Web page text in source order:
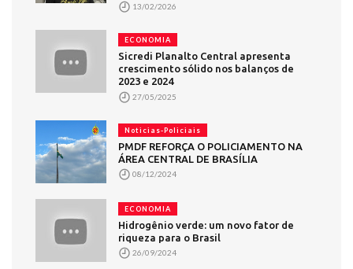
13/02/2026
ECONOMIA
Sicredi Planalto Central apresenta
crescimento sólido nos balanços de
2023 e 2024
27/05/2025
Noticias-Policiais
PMDF REFORÇA O POLICIAMENTO NA
ÁREA CENTRAL DE BRASÍLIA
08/12/2024
ECONOMIA
Hidrogênio verde: um novo fator de
riqueza para o Brasil
26/09/2024